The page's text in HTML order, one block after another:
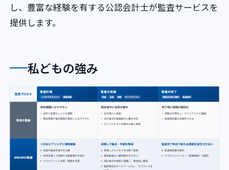
し、豊富な経験を有する公認会計士が監査サービスを
提供します。
私どもの強み